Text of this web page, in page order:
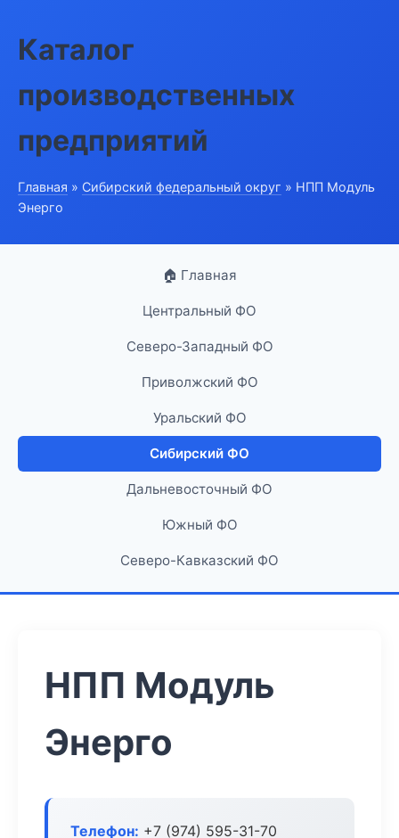
Каталог
производственных
предприятий
Главная » Сибирский федеральный округ » НПП Модуль
Энерго
🏠 Главная
Центральный ФО
Северо-Западный ФО
Приволжский ФО
Уральский ФО
Сибирский ФО
Дальневосточный ФО
Южный ФО
Северо-Кавказский ФО
НПП Модуль
Энерго
Телефон: +7 (974) 595-31-70